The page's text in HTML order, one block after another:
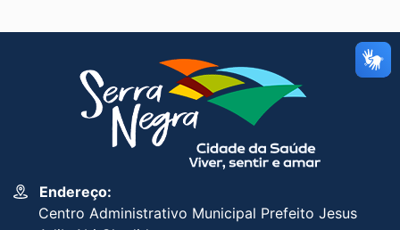
Endereço:
Centro Administrativo Municipal Prefeito Jesus